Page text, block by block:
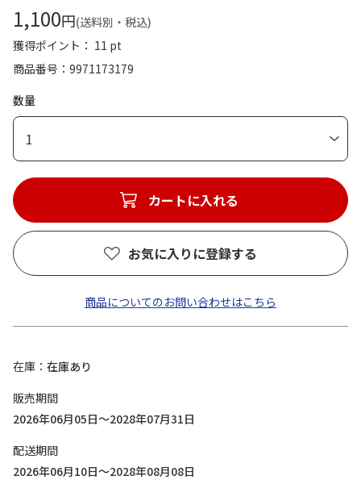
1,100円(送料別・税込)
獲得ポイント： 11 pt
商品番号
9971173179
数量
1
カートに入れる
お気に入りに登録する
商品についてのお問い合わせはこちら
在庫
在庫あり
販売期間
2026年06月05日～2028年07月31日
配送期間
2026年06月10日～2028年08月08日